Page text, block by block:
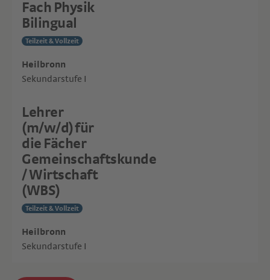
Fach Physik
Bilingual
Teilzeit & Vollzeit
Heilbronn
Sekundarstufe I
Lehrer
(m/w/d) für
die Fächer
Gemeinschaftskunde
/ Wirtschaft
(WBS)
Teilzeit & Vollzeit
Heilbronn
Sekundarstufe I